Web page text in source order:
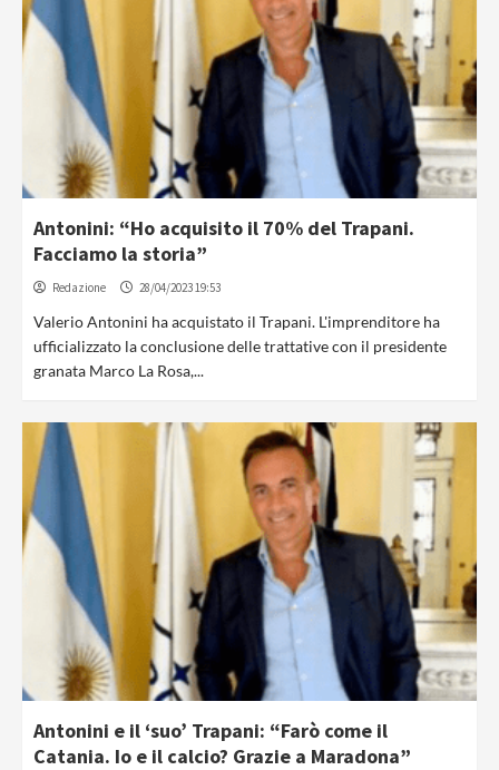
Antonini: “Ho acquisito il 70% del Trapani.
Facciamo la storia”
Redazione 28/04/2023 19:53
Valerio Antonini ha acquistato il Trapani. L'imprenditore ha
ufficializzato la conclusione delle trattative con il presidente
granata Marco La Rosa,...
Antonini e il ‘suo’ Trapani: “Farò come il
Catania. Io e il calcio? Grazie a Maradona”